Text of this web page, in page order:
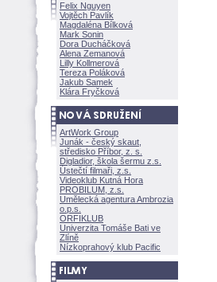
Felix Nguyen
Vojtěch Pavlík
Magdaléna Bílkov
Mark Sonin
Dora Ducháčkov
Alena Zemanov
Lilly Kollmerov
Tereza Polákov
Jakub Samek
Klára Fryčkov
ArtWork Group
Junák - český skaut,
středisko Příbor, z. s.
Digladior, škola šermu z.s.
Ústečtí filmaři, z.s.
Videoklub Kutná Hora
PROBILUM, z.s.
Umělecká agentura Ambrozia
o.p.s.
ORFIKLUB
Univerzita Tomáše Bati ve
Zlíně
Nízkoprahový klub Pacific